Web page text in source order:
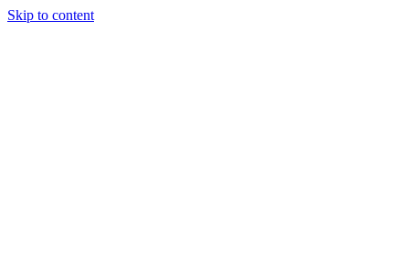
Skip to content